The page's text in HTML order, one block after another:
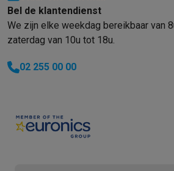
Bel de klantendienst
We zijn elke weekdag bereikbaar van
zaterdag van 10u tot 18u.
02 255 00 00